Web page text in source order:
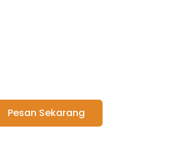
Pesan Sekarang